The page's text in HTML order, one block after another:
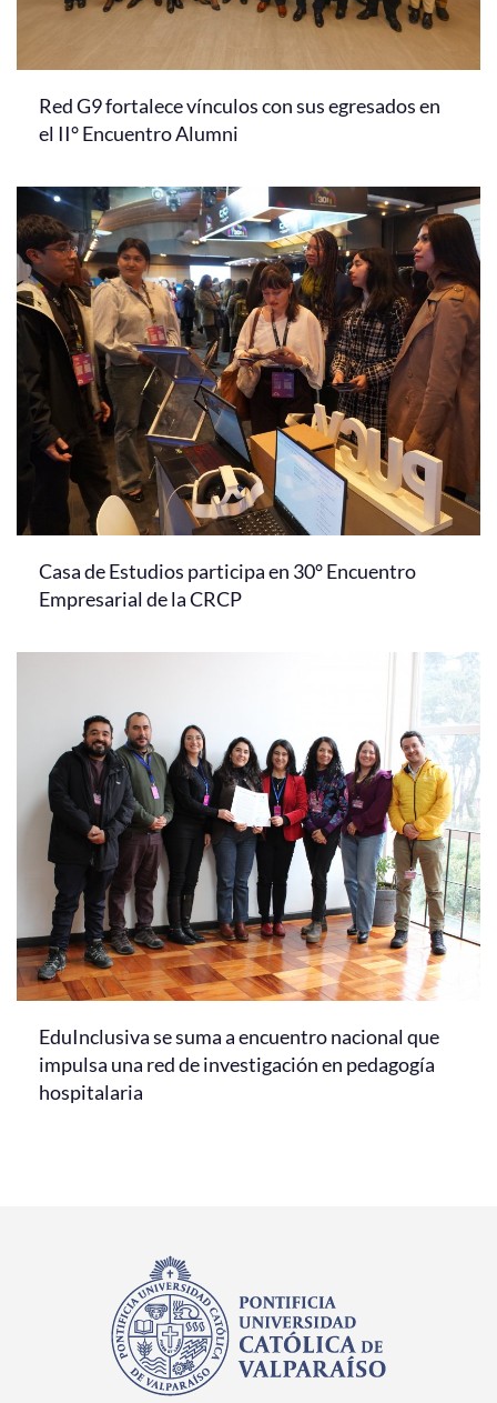
Red G9 fortalece vínculos con sus egresados en
el II° Encuentro Alumni
Casa de Estudios participa en 30° Encuentro
Empresarial de la CRCP
EduInclusiva se suma a encuentro nacional que
impulsa una red de investigación en pedagogía
hospitalaria